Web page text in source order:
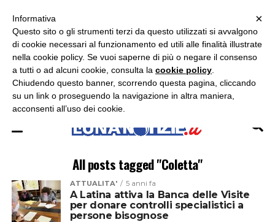
ASCOLTA RADIO LUNA
All posts tagged "Coletta"
ATTUALITA' 5 anni fa
A Latina attiva la Banca delle Visite
per donare controlli specialistici a
persone bisognose
×
×
Informativa
Questo sito o gli strumenti terzi da questo utilizzati si avvalgono
di cookie necessari al funzionamento ed utili alle finalità illustrate
nella cookie policy. Se vuoi saperne di più o negare il consenso
a tutti o ad alcuni cookie, consulta la cookie policy
Chiudendo questo banner, scorrendo questa pagina, cliccando
su un link o proseguendo la navigazione in altra maniera,
acconsenti all’uso dei cookie.